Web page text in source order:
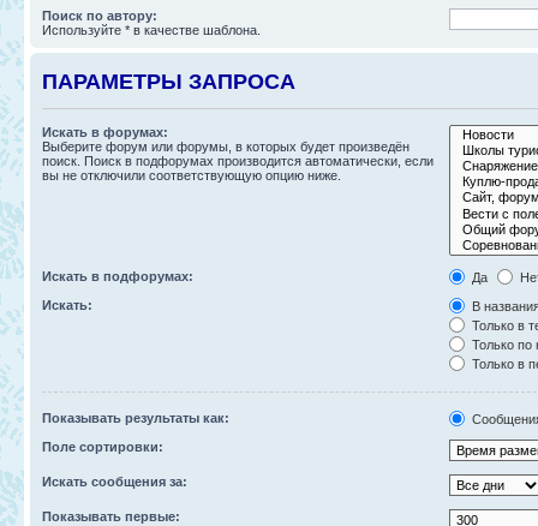
Поиск по автору:
Используйте * в качестве шаблона.
ПАРАМЕТРЫ ЗАПРОСА
Искать в форумах:
Выберите форум или форумы, в которых будет произведён
поиск. Поиск в подфорумах производится автоматически, если
вы не отключили соответствующую опцию ниже.
Искать в подфорумах: Да
Искать:
В
Только в
Только по
Только в
Показывать результаты как:
Поле сортировки:
Искать сообщения за:
Показывать первые: